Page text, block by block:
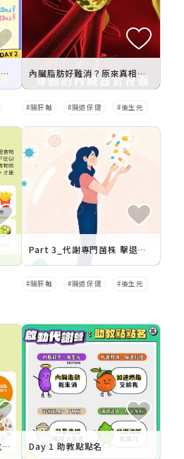
Day 2 減掉脂肪才是真的瘦下來 內臟脂肪好難消？原來真相藏在腸道裡！
腸肝軸 腸道保健 後生元
Part 3_代謝專門菌株 擊退內臟脂肪
腸肝軸 腸道保健 後生元
第16天 28天中，｢簡單吃」低GI餐盤設計概念 Day 1 助教點點名